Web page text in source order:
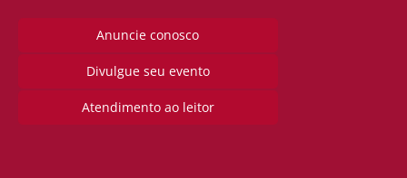
Anuncie conosco
Divulgue seu evento
Atendimento ao leitor